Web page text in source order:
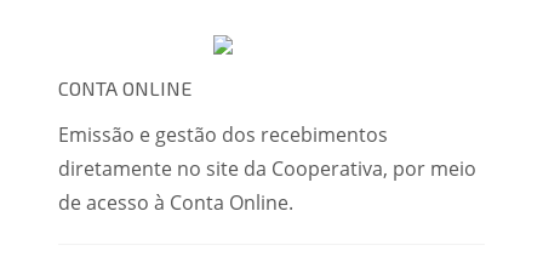
CONTA ONLINE
Emissão e gestão dos recebimentos
diretamente no site da Cooperativa, por meio
de acesso à Conta Online.